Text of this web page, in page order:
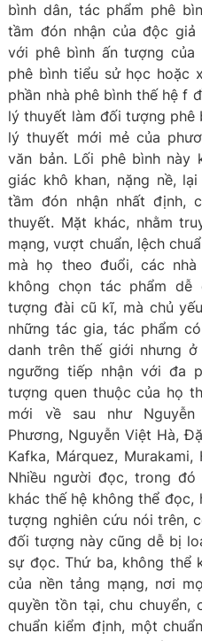
bình dân, tác phẩm phê
tầm đón nhận của độc
với phê bình ấn tượng của
phê bình tiểu sử học hoặc
phần nhà phê bình thế hệ f
lý thuyết làm đối tượng phê
lý thuyết mới mẻ của
văn bản. Lối phê bình này
giác khô khan, nặng nề,
tầm đón nhận nhất định,
thuyết. Mặt khác, nhằm
mạng, vượt chuẩn, lệch
mà họ theo đuổi, các
không chọn tác phẩm dễ
tượng đài cũ kĩ, mà chủ
những tác gia, tác phẩm
danh trên thế giới nhưng
ngưỡng tiếp nhận với đa
tượng quen thuộc của họ
mới về sau như Nguyễn
Phương, Nguyễn Việt Hà,
Kafka, Márquez,
Nhiều người đọc, trong
khác thế hệ không thể đọc,
tượng nghiên cứu nói trên,
đối tượng này cũng dễ bị
sự đọc. Thứ ba, không thể
của nền tảng mạng, nơi
quyền tồn tại, chu chuyển,
chuẩn kiểm định, một